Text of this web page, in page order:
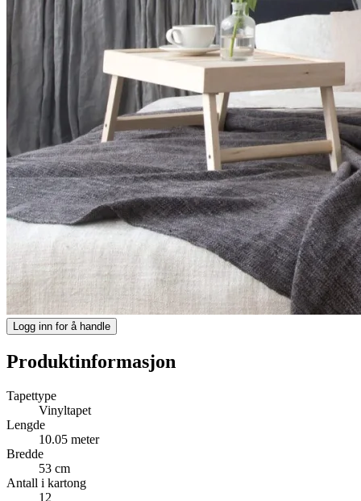
Logg inn for å handle
Produktinformasjon
Tapettype
Vinyltapet
Lengde
10.05 meter
Bredde
53 cm
Antall i kartong
12